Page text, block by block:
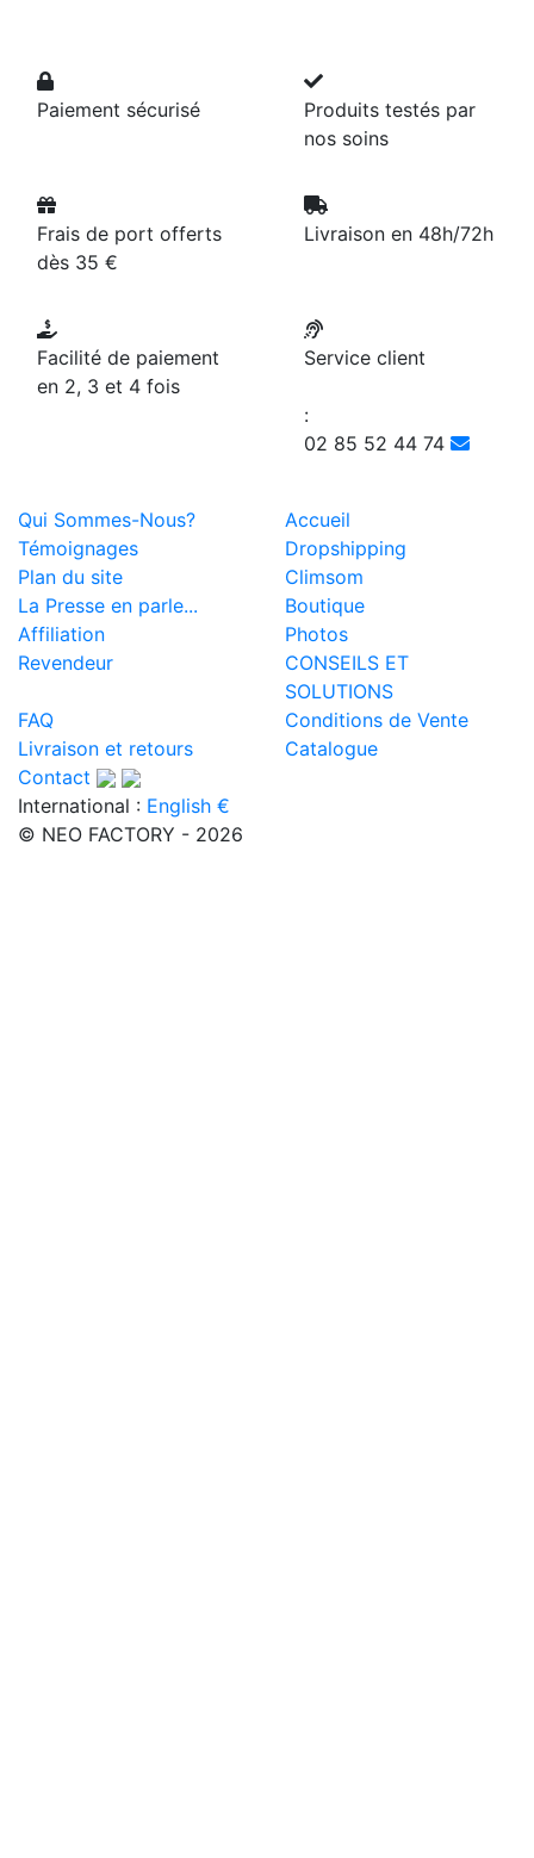
Paiement sécurisé
Produits testés par
nos soins
Frais de port offerts
dès 35 €
Livraison en 48h/72h
Facilité de paiement
en 2, 3 et 4 fois
Service client
:
02 85 52 44 74
Qui Sommes-Nous?
Accueil
Témoignages
Dropshipping
Plan du site
Climsom
La Presse en parle...
Boutique
Affiliation
Photos
Revendeur
CONSEILS ET
SOLUTIONS
FAQ
Conditions de Vente
Livraison et retours
Catalogue
Contact
International : English €
© NEO FACTORY - 2026